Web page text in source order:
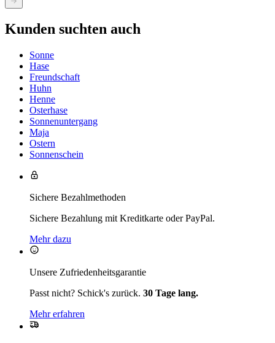
Kunden suchten auch
Sonne
Hase
Freundschaft
Huhn
Henne
Osterhase
Sonnenuntergang
Maja
Ostern
Sonnenschein
Sichere Bezahlmethoden
Sichere Bezahlung mit Kreditkarte oder PayPal.
Mehr dazu
Unsere Zufriedenheitsgarantie
Passt nicht? Schick's zurück. 30 Tage lang.
Mehr erfahren